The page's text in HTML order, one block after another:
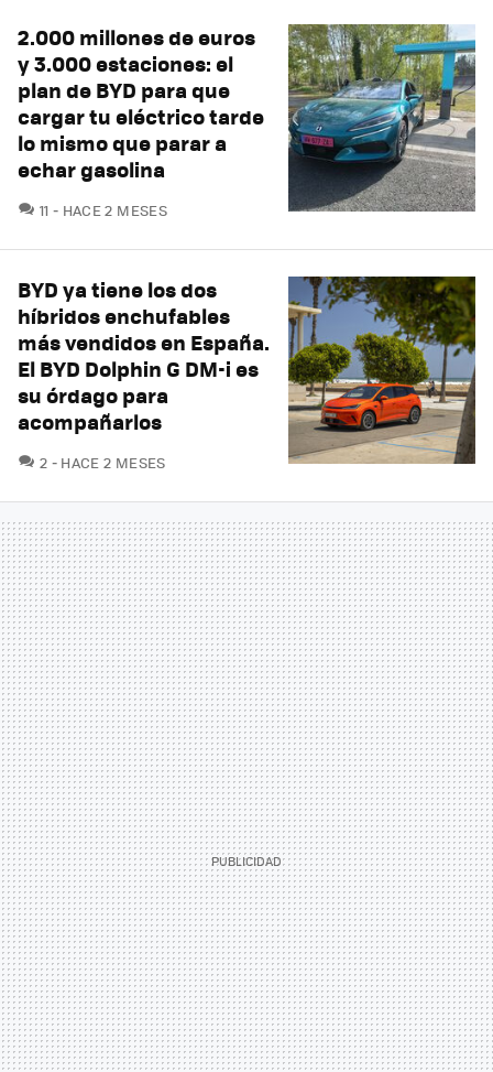
2.000 millones de euros
y 3.000 estaciones: el
plan de BYD para que
cargar tu eléctrico tarde
lo mismo que parar a
echar gasolina
11 COMENTARIOS
HACE 2 MESES
BYD ya tiene los dos
híbridos enchufables
más vendidos en España.
El BYD Dolphin G DM-i es
su órdago para
acompañarlos
2 COMENTARIOS
HACE 2 MESES